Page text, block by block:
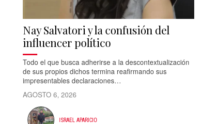
Nay Salvatori y la confusión del
influencer político
Todo el que busca adherirse a la descontextualización
de sus propios dichos termina reafirmando sus
impresentables declaraciones…
AGOSTO 6, 2026
ISRAEL APARICIO